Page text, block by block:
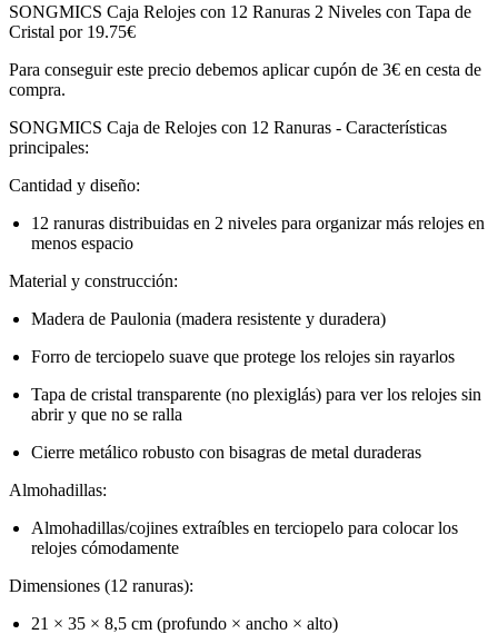
SONGMICS Caja Relojes con 12 Ranuras 2 Niveles con Tapa de
Cristal por 19.75€
Para conseguir este precio debemos aplicar cupón de 3€ en cesta de
compra.
SONGMICS Caja de Relojes con 12 Ranuras - Características
principales:
Cantidad y diseño:
12 ranuras distribuidas en 2 niveles para organizar más relojes en
menos espacio
Material y construcción:
Madera de Paulonia (madera resistente y duradera)
Forro de terciopelo suave que protege los relojes sin rayarlos
Tapa de cristal transparente (no plexiglás) para ver los relojes sin
abrir y que no se ralla
Cierre metálico robusto con bisagras de metal duraderas
Almohadillas:
Almohadillas/cojines extraíbles en terciopelo para colocar los
relojes cómodamente
Dimensiones (12 ranuras):
21 × 35 × 8,5 cm (profundo × ancho × alto)